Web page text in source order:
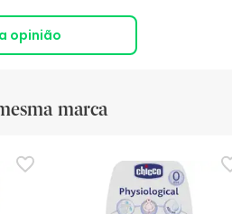
opinião
marca